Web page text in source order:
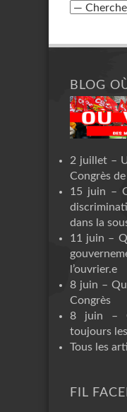
BLOG
2 juillet –
Congrès
15 juin –
dans la
11 juin –
l’ouvrier.e
8 juin –
Congrès
8 juin –
toujours
Tous les
FIL